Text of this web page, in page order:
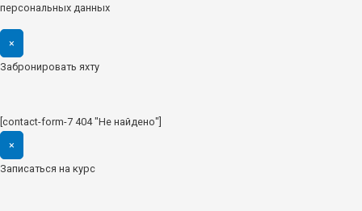
персональных данных
×
Забронировать яхту
[contact-form-7 404 "Не найдено"]
×
Записаться на курс